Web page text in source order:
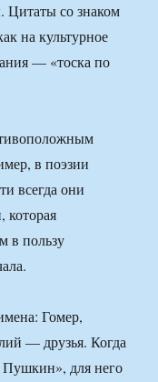
Цитаты со знаком
на культурное
— «тоска по
в поэзии
всегда они
которая
в пользу
Гомер,
— друзья. Когда
для него